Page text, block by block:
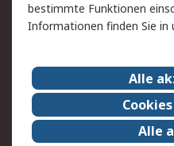
Karriere bei RS
Qualität/Umwelt/
bestimmte Funktionen
Informationen finden Sie in
Alle
Alle